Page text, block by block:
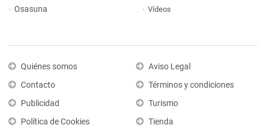
Osasuna
Vídeos
Quiénes somos
Contacto
Publicidad
Política de Cookies
Aviso Legal
Términos y condiciones
Turismo
Tienda